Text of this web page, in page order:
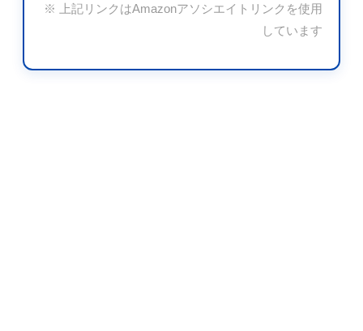
※ 上記リンクはAmazonアソシエイトリンクを使用
しています